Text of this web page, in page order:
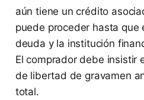
aún tiene un crédito
puede proceder hasta que
deuda y la institución
El comprador debe insistir
de libertad de gravamen
total.